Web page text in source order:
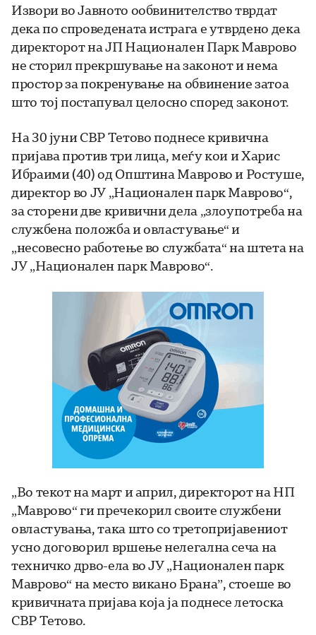
Извори во Јавното ообвинителство тврдат
дека по спроведената истрага е утврдено дека
директорот на ЈП Национален Парк Маврово
не сторил прекршување на законот и нема
простор за покренување на обвинение затоа
што тој постапувал целосно според законот.
На 30 јуни СВР Тетово поднесе кривична
пријава против три лица, меѓу кои и Харис
Ибраими (40) од Oпштина Маврово и Ростуше,
директор во ЈУ „Национален парк Маврово“,
за сторени две кривични дела „злоупотреба на
службена положба и овластување“ и
„несовесно работење во службата“ на штета на
ЈУ „Национален парк Маврово“.
„Во текот на март и април, директорот на НП
„Маврово“ ги пречекорил своите службени
овластувања, така што со третопријавениот
усно договорил вршење нелегална сеча на
техничко дрво-ела во ЈУ „Национален парк
Маврово“ на место викано Брана”, стоеше во
кривичната пријава која ја поднесе летоска
СВР Тетово.